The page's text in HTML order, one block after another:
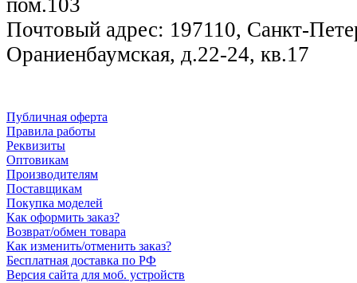
пом.103
Почтовый адрес: 197110, Санкт-
Ораниенбаумская, д.22-24, кв.17
Публичная оферта
Правила работы
Реквизиты
Оптовикам
Производителям
Поставщикам
Покупка моделей
Как оформить заказ?
Возврат/обмен товара
Как изменить/отменить заказ?
Бесплатная доставка по РФ
Версия сайта для моб. устройств